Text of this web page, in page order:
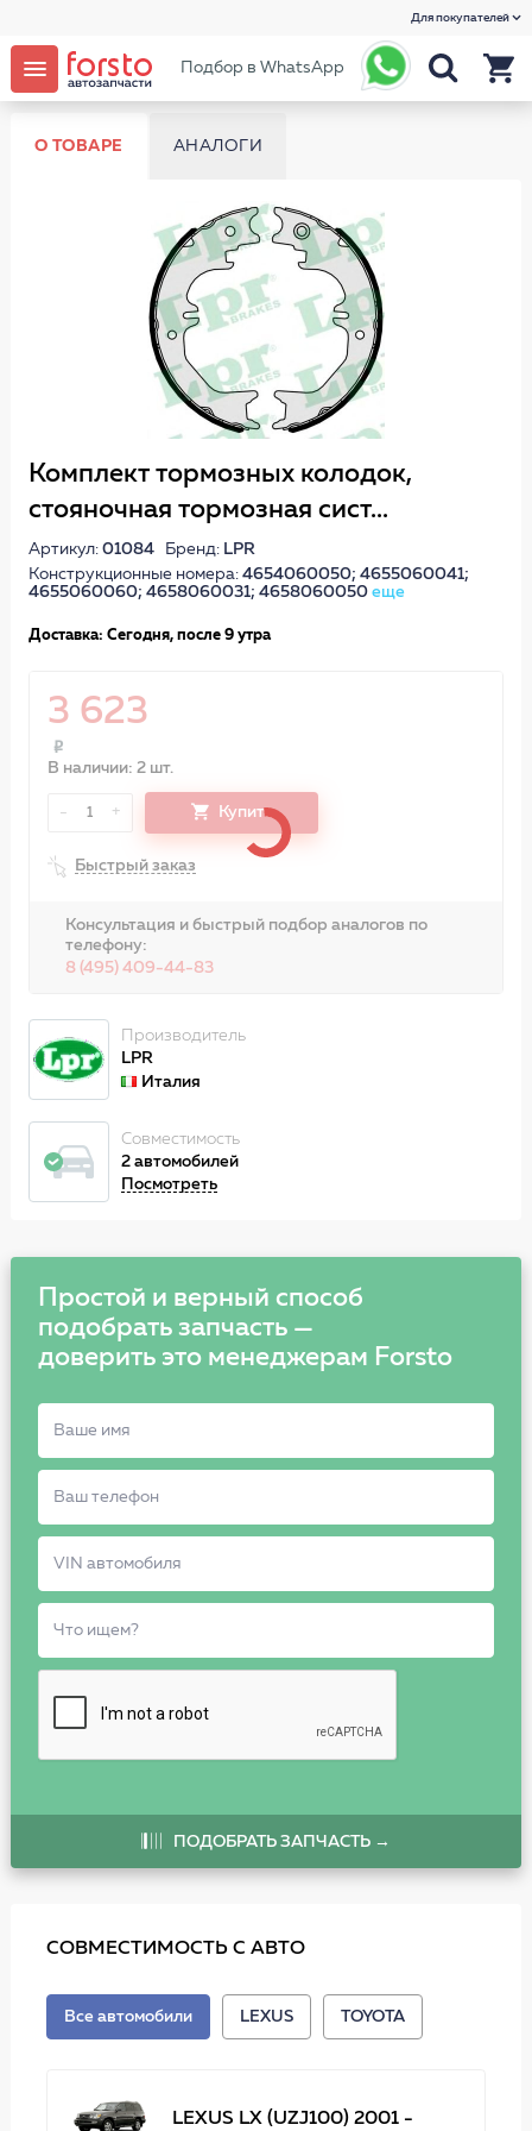
Для покупателей
Подбор в WhatsApp
О ТОВАРЕ АНАЛОГИ
Комплект тормозных колодок,
стояночная тормозная сист...
Артикул: 01084Бренд: LPR
Конструкционные номера: 4654060050; 4655060041;
4655060060; 4658060031; 4658060050 еще
Доставка: Сегодня, после 9 утра
3 623
В наличии: 2 шт.
- 1 + Купить
Быстрый заказ
Консультация и быстрый подбор аналогов по
телефону:
8 (495) 409-44-83
Производитель
LPR
Италия
Совместимость
2 автомобилей
Посмотреть
Простой и верный способ
подобрать запчасть —
доверить это менеджерам Forsto
ПОДОБРАТЬ ЗАПЧАСТЬ →
СОВМЕСТИМОСТЬ С АВТО
Все автомобили LEXUS TOYOTA
LEXUS LX (UZJ100) 2001 -